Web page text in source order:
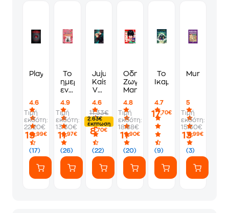
Playlist
4.6
(17)
Τιμή
εκδότη:
22.20€
19,99€
Το
ημερολόγιο
ενός
Ο
Χαλάστρας
4.9
(26)
Τιμή
εκδότη:
13.30€
11,97€
Jujutsu
Kaisen,
Vol.
4.6
(22)
11.33€
2.63€
έκπτωση
8,70€
Οδηγός
Ζωγραφικής
Manga
4.8
(20)
Τιμή
εκδότη:
18.88€
11,90€
Το
Ίκαμπογκ
4.7
(9)
17,70€
Murdoku
5
(3)
Τιμή
εκδότη:
15.50€
13,99€